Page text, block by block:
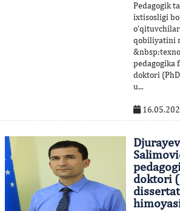
Pedagogik
ixtisosligi
qobiliyatini
pedagogika
doktori
u...
doktori